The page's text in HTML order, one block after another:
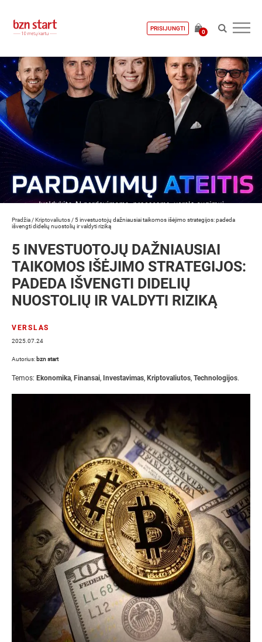
PRISIJUNGTI
0
Pradžia /Kriptovaliutos /5 investuotojų dažniausiai taikomos išėjimo strategijos: padeda
išvengti didelių nuostolių ir valdyti riziką
5 INVESTUOTOJŲ DAŽNIAUSIAI
TAIKOMOS IŠĖJIMO STRATEGIJOS:
PADEDA IŠVENGTI DIDELIŲ
NUOSTOLIŲ IR VALDYTI RIZIKĄ
VERSLAS
2025.07.24
Autorius: bzn start
Temos: Ekonomika, Finansai, Investavimas, Kriptovaliutos, Technologijos.